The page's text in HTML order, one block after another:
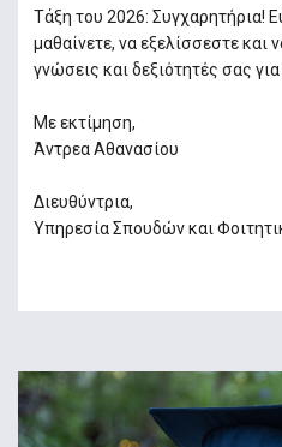
Τάξη του 2026: Συγχαρητήρια!
μαθαίνετε, να εξελίσσεστε και
γνώσεις και δεξιότητές σας
Με εκτίμηση,
Άντρεα Αθανασίου
Διευθύντρια,
Υπηρεσία Σπουδών και